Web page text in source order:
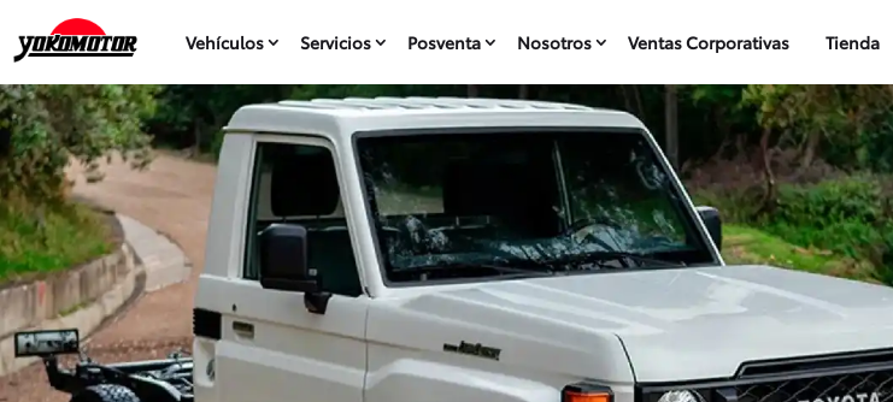
Vehículos Servicios Posventa Nosotros Ventas Corporativas Tienda